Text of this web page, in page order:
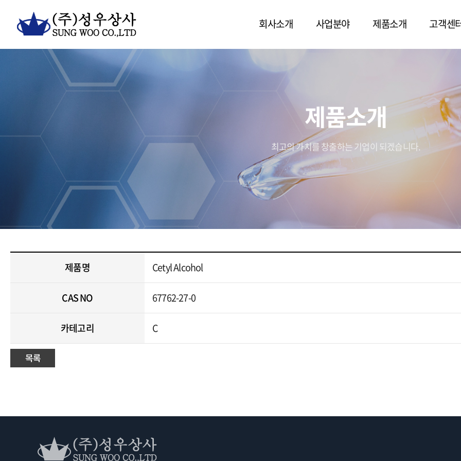
회사소개 사업분야 제품소개 고객센
제품소개
최고의 가치를 창출하는 기업이 되겠습니다.
제품명 Cetyl Alcohol
CAS NO 67762-27-0
카테고리 C